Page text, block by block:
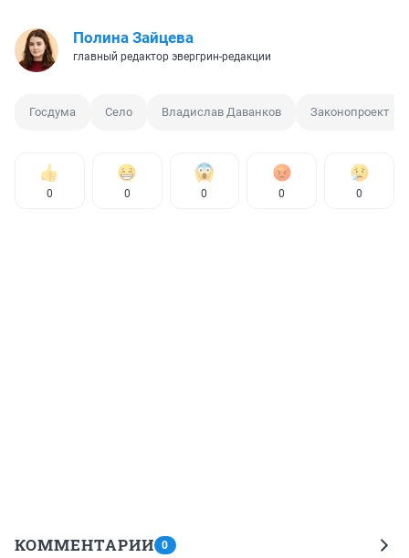
Полина Зайцева
главный редактор эвергрин-редакции
Госдума Село Владислав Даванков Законопроект
0 0 0 0 0
КОММЕНТАРИИ 0